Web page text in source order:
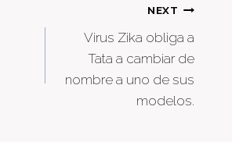
NEXT
Virus Zika obliga a
Tata a cambiar de
nombre a uno de sus
modelos.